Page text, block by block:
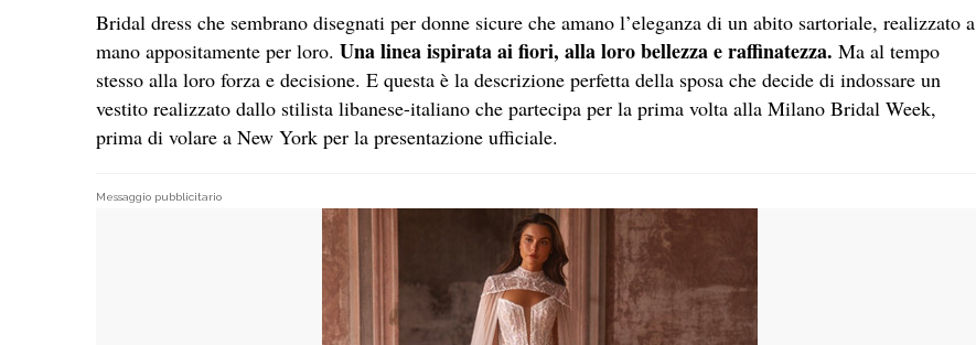
Bridal dress che sembrano disegnati per donne sicure che amano l’eleganza di un abito sartoriale, realizzato a
mano appositamente per loro. Una linea ispirata ai fiori, alla loro bellezza e raffinatezza. Ma al tempo
stesso alla loro forza e decisione. E questa è la descrizione perfetta della sposa che decide di indossare un
vestito realizzato dallo stilista libanese-italiano che partecipa per la prima volta alla Milano Bridal Week,
prima di volare a New York per la presentazione ufficiale.
Messaggio pubblicitario